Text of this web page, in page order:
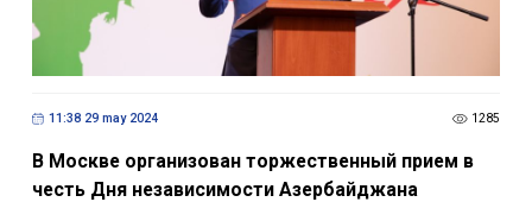
11:38 29 may 2024 1285
В Москве организован торжественный прием в
честь Дня независимости Азербайджана